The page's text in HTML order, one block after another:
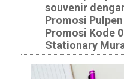
souvenir
Promosi
Promosi Kode
Stationary